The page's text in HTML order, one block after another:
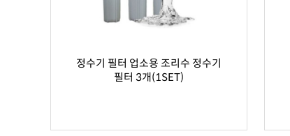
정수기 필터 업소용 조리수 정수기
필터 3개(1SET)